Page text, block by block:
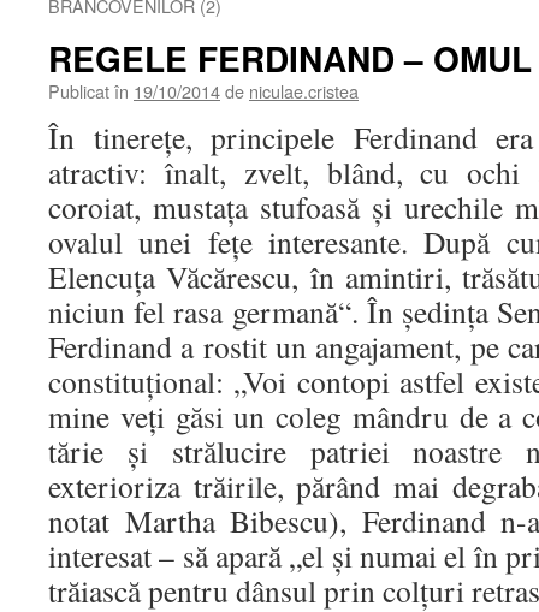
BRÂNCOVENILOR (2)
REGELE FERDINAND – OMUL
Publicat în 19/10/2014de niculae.cristea
În tinereţe, principele Ferdinand
atractiv: înalt, zvelt, blând, cu ochi
coroiat, mustaţa stufoasă şi urechile
ovalul unei feţe interesante. După
Elencuţa Văcărescu, în amintiri,
niciun fel rasa germană“. În şedinţa
Ferdinand a rostit un angajament, pe
constituţional: „Voi contopi astfel
mine veţi găsi un coleg mândru de a
tărie şi strălucire patriei noastre
exterioriza trăirile, părând mai
notat Martha Bibescu), Ferdinand
interesat – să apară „el şi numai el în
trăiască pentru dânsul prin colţuri